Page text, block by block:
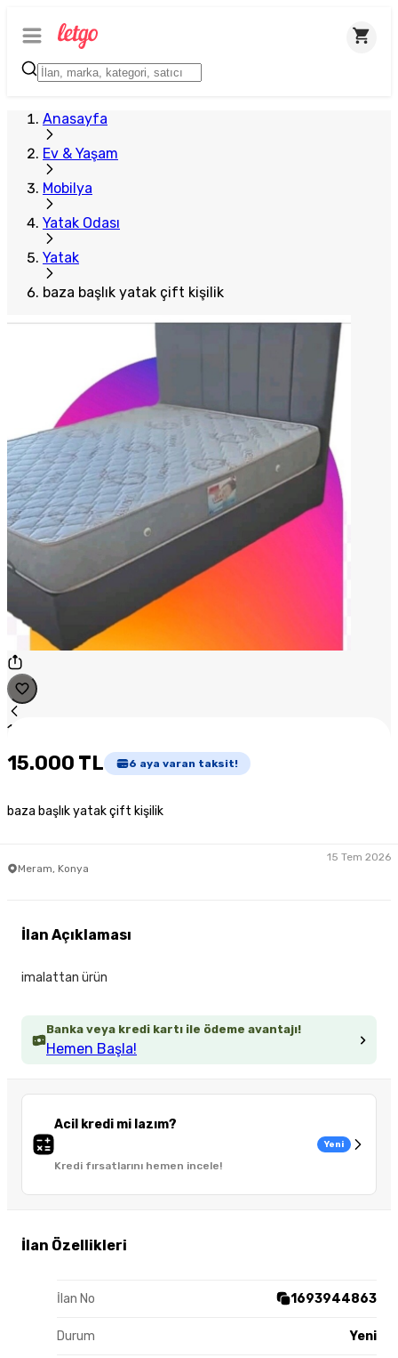
Anasayfa
Ev & Yaşam
Mobilya
Yatak Odası
Yatak
baza başlık yatak çift kişilik
1
15.000 TL 6 aya varan taksit!
baza başlık yatak çift kişilik
Meram, Konya
15 Tem 2026
Banka veya kredi kartı ile ödeme avantajı!
Hemen Başla!
Acil kredi mi lazım?
Kredi fırsatlarını hemen incele!
Yeni
İlan Özellikleri
İlan No 1693944863
Durum Yeni
İlan Açıklaması
imalattan ürün